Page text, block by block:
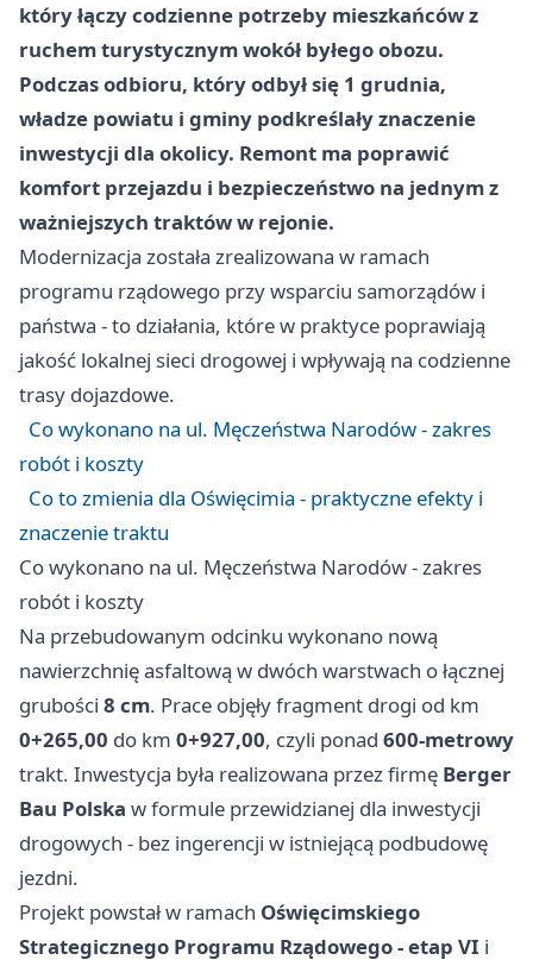
który łączy codzienne potrzeby mieszkańców z
ruchem turystycznym wokół byłego obozu.
Podczas odbioru, który odbył się 1 grudnia,
władze powiatu i gminy podkreślały znaczenie
inwestycji dla okolicy. Remont ma poprawić
komfort przejazdu i bezpieczeństwo na jednym z
ważniejszych traktów w rejonie.
Modernizacja została zrealizowana w ramach
programu rządowego przy wsparciu samorządów i
państwa - to działania, które w praktyce poprawiają
jakość lokalnej sieci drogowej i wpływają na codzienne
trasy dojazdowe.
Co wykonano na ul. Męczeństwa Narodów - zakres
robót i koszty
Co to zmienia dla Oświęcimia - praktyczne efekty i
znaczenie traktu
Co wykonano na ul. Męczeństwa Narodów - zakres
robót i koszty
Na przebudowanym odcinku wykonano nową
nawierzchnię asfaltową w dwóch warstwach o łącznej
grubości 8 cm. Prace objęły fragment drogi od km
0+265,00 do km 0+927,00, czyli ponad 600-metrowy
trakt. Inwestycja była realizowana przez firmę Berger
Bau Polska w formule przewidzianej dla inwestycji
drogowych - bez ingerencji w istniejącą podbudowę
jezdni.
Projekt powstał w ramach Oświęcimskiego
Strategicznego Programu Rządowego - etap VI i